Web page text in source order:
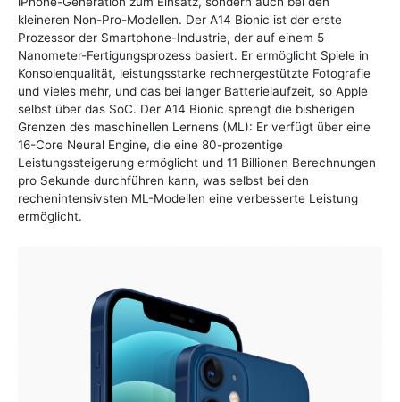
kleineren Non-Pro-Modellen. Der A14 Bionic ist der erste
Prozessor der Smartphone-Industrie, der auf einem 5
Nanometer-Fertigungsprozess basiert. Er ermöglicht Spiele in
Konsolenqualität, leistungsstarke rechnergestützte Fotografie
und vieles mehr, und das bei langer Batterielaufzeit, so Apple
selbst über das SoC. Der A14 Bionic sprengt die bisherigen
Grenzen des maschinellen Lernens (ML): Er verfügt über eine
16-Core Neural Engine, die eine 80-prozentige
Leistungssteigerung ermöglicht und 11 Billionen Berechnungen
pro Sekunde durchführen kann, was selbst bei den
rechenintensivsten ML-Modellen eine verbesserte Leistung
ermöglicht.